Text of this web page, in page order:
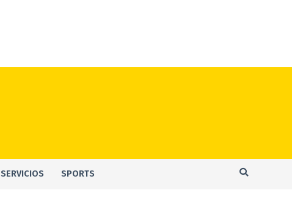
SERVICIOS SPORTS